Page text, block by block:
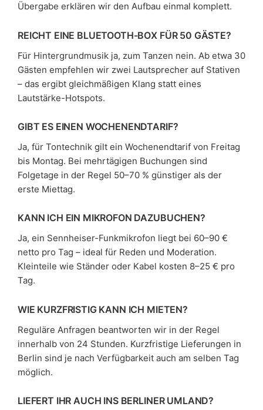
Übergabe erklären wir den Aufbau einmal komplett.
REICHT EINE BLUETOOTH-BOX FÜR 50 GÄSTE?
Für Hintergrundmusik ja, zum Tanzen nein. Ab etwa 30
Gästen empfehlen wir zwei Lautsprecher auf Stativen
– das ergibt gleichmäßigen Klang statt eines
Lautstärke-Hotspots.
GIBT ES EINEN WOCHENENDTARIF?
Ja, für Tontechnik gilt ein Wochenendtarif von Freitag
bis Montag. Bei mehrtägigen Buchungen sind
Folgetage in der Regel 50–70 % günstiger als der
erste Miettag.
KANN ICH EIN MIKROFON DAZUBUCHEN?
Ja, ein Sennheiser-Funkmikrofon liegt bei 60–90 €
netto pro Tag – ideal für Reden und Moderation.
Kleinteile wie Ständer oder Kabel kosten 8–25 € pro
Tag.
WIE KURZFRISTIG KANN ICH MIETEN?
Reguläre Anfragen beantworten wir in der Regel
innerhalb von 24 Stunden. Kurzfristige Lieferungen in
Berlin sind je nach Verfügbarkeit auch am selben Tag
möglich.
LIEFERT IHR AUCH INS BERLINER UMLAND?